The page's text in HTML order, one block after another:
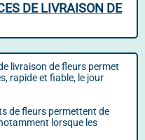
DE LIVRAISON DE
livraison de fleurs permet
rapide et fiable, le jour
de fleurs permettent de
lorsque les